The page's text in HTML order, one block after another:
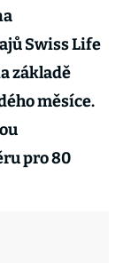
Swiss Life
základě
měsíce.
pro 80